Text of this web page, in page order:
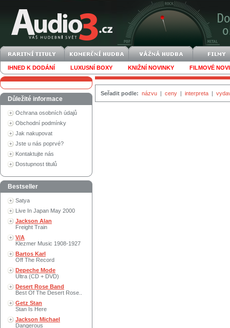
IHNED K DODÁNÍ LUXUSNÍ BOXY KNIŽNÍ NOVINKY FILMOVÉ
Důležité informace
Ochrana osobních údajů
Obchodní podmínky
Jak nakupovat
Jste u nás poprvé?
Kontaktujte nás
Dostupnost titulů
Bestseller
Satya
Live In Japan May 2000
Jackson Alan
Freight Train
V/A
Klezmer Music 1908-1927
Bartos Karl
Off The Record
Depeche Mode
Ultra (CD + DVD)
Desert Rose Band
Best Of The Desert Rose..
Getz Stan
Stan Is Here
Jackson Michael
Dangerous
Seřadit podle: názvu | ceny | interpreta |